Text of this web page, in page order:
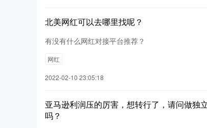
北美网红可以去哪里找呢？
有没有什么网红对接平台推荐？
网红
2022-02-10 23:05:18
亚马逊利润压的厉害，想转行了，请问做独
吗？